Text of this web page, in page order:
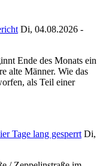
Di, 04.08.2026 -
Ende des Monats ein
alte Männer. Wie das
als Teil einer
Tage lang gesperrt Di,